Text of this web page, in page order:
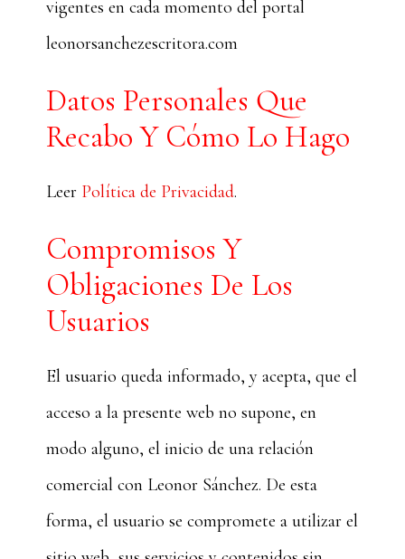
vigentes en cada momento del portal
leonorsanchezescritora.com
Datos Personales Que
Recabo Y Cómo Lo Hago
Leer Política de Privacidad.
Compromisos Y
Obligaciones De Los
Usuarios
El usuario queda informado, y acepta, que el
acceso a la presente web no supone, en
modo alguno, el inicio de una relación
comercial con Leonor Sánchez. De esta
forma, el usuario se compromete a utilizar el